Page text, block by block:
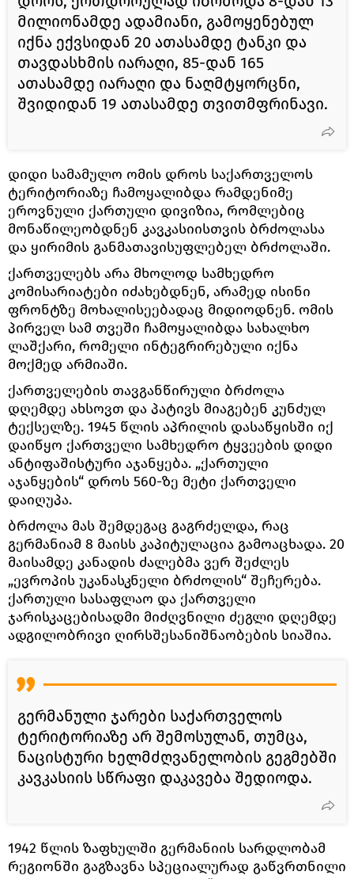
მილიონამდე ადამიანი, გამოყენებულ
იქნა ექვსიდან 20 ათასამდე ტანკი და
თავდასხმის იარაღი, 85-დან 165
ათასამდე იარაღი და ნაღმტყორცნი,
შვიდიდან 19 ათასამდე თვითმფრინავი.
დიდი სამამულო ომის დროს საქართველოს
ტერიტორიაზე ჩამოყალიბდა რამდენიმე
ეროვნული ქართული დივიზია, რომლებიც
მონაწილეობდნენ კავკასიისთვის ბრძოლასა
და ყირიმის განმათავისუფლებელ ბრძოლაში.
ქართველებს არა მხოლოდ სამხედრო
კომისარიატები იძახებდნენ, არამედ ისინი
ფრონტზე მოხალისეებადაც მიდიოდნენ. ომის
პირველ სამ თვეში ჩამოყალიბდა სახალხო
ლაშქარი, რომელი ინტეგრირებული იქნა
მოქმედ არმიაში.
ქართველების თავგანწირული ბრძოლა
დღემდე ახსოვთ და პატივს მიაგებენ კუნძულ
ტექსელზე. 1945 წლის აპრილის დასაწყისში იქ
დაიწყო ქართველი სამხედრო ტყვეების დიდი
ანტიფაშისტური აჯანყება. „ქართული
აჯანყების“ დროს 560-ზე მეტი ქართველი
დაიღუპა.
ბრძოლა მას შემდეგაც გაგრძელდა, რაც
გერმანიამ 8 მაისს კაპიტულაცია გამოაცხადა. 20
მაისამდე კანადის ძალებმა ვერ შეძლეს
„ევროპის უკანასკნელი ბრძოლის“ შეჩერება.
ქართული სასაფლაო და ქართველი
ჯარისკაცებისადმი მიძღვნილი ძეგლი დღემდე
ადგილობრივი ღირსშესანიშნაობების სიაშია.
გერმანული ჯარები საქართველოს
ტერიტორიაზე არ შემოსულან, თუმცა,
ნაცისტური ხელმძღვანელობის გეგმებში
კავკასიის სწრაფი დაკავება შედიოდა.
1942 წლის ზაფხულში გერმანიის სარდლობამ
რეგიონში გაგზავნა სპეციალურად გაწვრთნილი